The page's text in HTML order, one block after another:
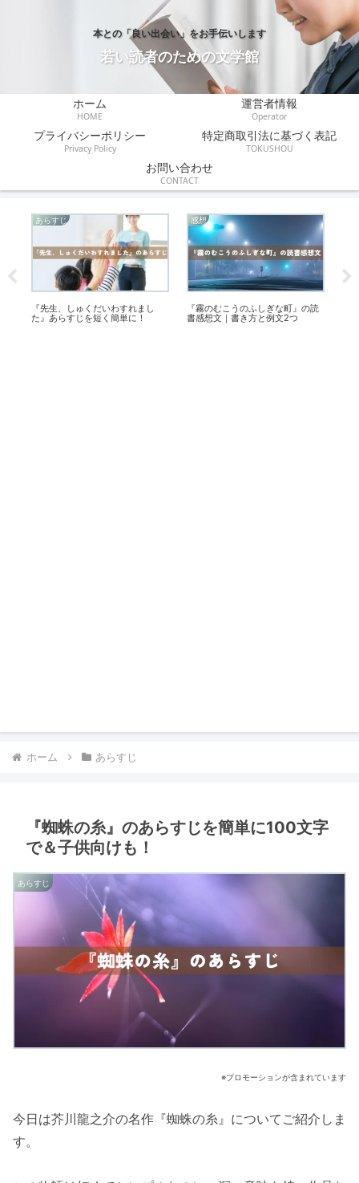
本との「良い出会い」をお手伝いします
若い読者のための文学館
ホーム
HOME
運営者情報
Operator
プライバシーポリシー
Privacy Policy
特定商取引法に基づく表記
TOKUSHOU
お問い合わせ
CONTACT
あらすじ
『先生、しゅくだいわすれまし
た』あらすじを短く簡単に！
感想
『霧のむこうのふしぎな町』の読
書感想文｜書き方と例文2つ
ホーム あらすじ
『蜘蛛の糸』のあらすじを簡単に100文字
で＆子供向けも！
あらすじ
※プロモーションが含まれています
今日は芥川龍之介の名作『蜘蛛の糸』についてご紹介しま
す。